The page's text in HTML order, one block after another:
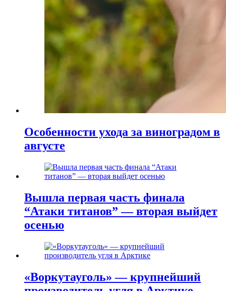
Особенности ухода за виноградом в
августе
Вышла первая часть финала
“Атаки титанов” — вторая выйдет
осенью
«Воркутауголь» — крупнейший